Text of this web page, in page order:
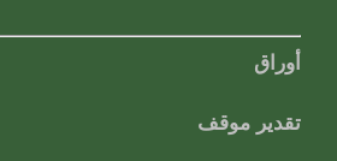
أوراق
تقدير موقف